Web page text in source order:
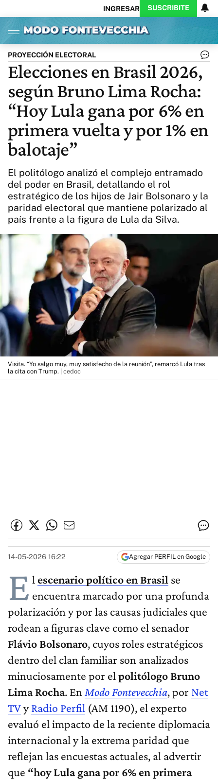
INGRESAR SUSCRIBITE
Inicio Ahora
Opinión
Política
Ciencia
Protagonistas
Cultura
Arte
Educación
Internacional
Deportes
CARAS
Exitoina
Turismo
Videos
Córdoba
Reperfilar
Business
Noticias
Caras
Exitoina
Gaming
Diario del Juicio
Actualidad
PROYECCIÓN ELECTORAL
Elecciones en Brasil 2026,
según Bruno Lima Rocha:
“Hoy Lula gana por 6% en
primera vuelta y por 1% en
balotaje”
El politólogo analizó el complejo entramado
del poder en Brasil, detallando el rol
estratégico de los hijos de Jair Bolsonaro y la
paridad electoral que mantiene polarizado al
país frente a la figura de Lula da Silva.
Visita. “Yo salgo muy, muy satisfecho de la reunión”, remarcó Lula tras
la cita con Trump. | cedoc
14-05-2026 16:22 Agregar PERFIL en Google
E l escenario político en Brasil se
encuentra marcado por una profunda
polarización y por las causas judiciales que
rodean a figuras clave como el senador
Flávio Bolsonaro, cuyos roles estratégicos
dentro del clan familiar son analizados
minuciosamente por el politólogo Bruno
Lima Rocha. En Modo Fontevecchia, por Net
TVyRadio Perfil (AM 1190), el experto
evaluó el impacto de la reciente diplomacia
internacional y la extrema paridad que
reflejan las encuestas actuales, al advertir
que “hoy Lula gana por 6% en primera